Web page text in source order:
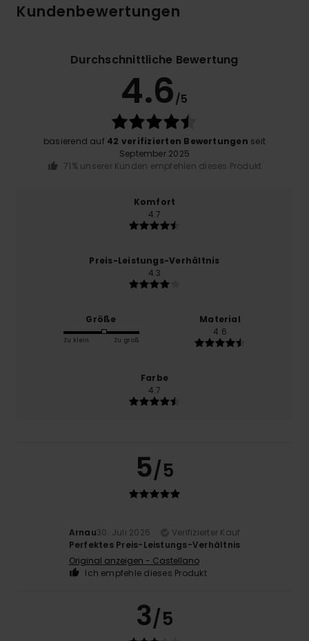
Kundenbewertungen
Durchschnittliche Bewertung
4.6/5
basierend auf 42 verifizierten Bewertungen seit
September 2025
71% unserer Kunden empfehlen dieses Produkt
Komfort
4.7
Preis-Leistungs-Verhältnis
4.3
Größe
Zu klein Zu groß
Material
4.6
Farbe
4.7
5/5
Arnau30. Juli 2026
Verifizierter Kauf
Perfektes Preis-Leistungs-Verhältnis
Original anzeigen - Castellano
Ich empfehle dieses Produkt
3/5